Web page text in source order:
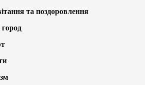
та поздоровлення
город